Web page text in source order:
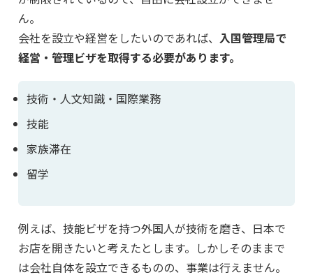
ん。
会社を設立や経営をしたいのであれば、 入国管理局で
経営・管理ビザを取得する必要があります。
技術・人文知識・国際業務
技能
家族滞在
留学
例えば、技能ビザを持つ外国人が技術を磨き、日本で
お店を開きたいと考えたとします。しかしそのままで
は会社自体を設立できるものの、事業は行えません。